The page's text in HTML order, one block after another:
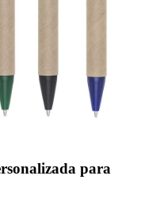
para